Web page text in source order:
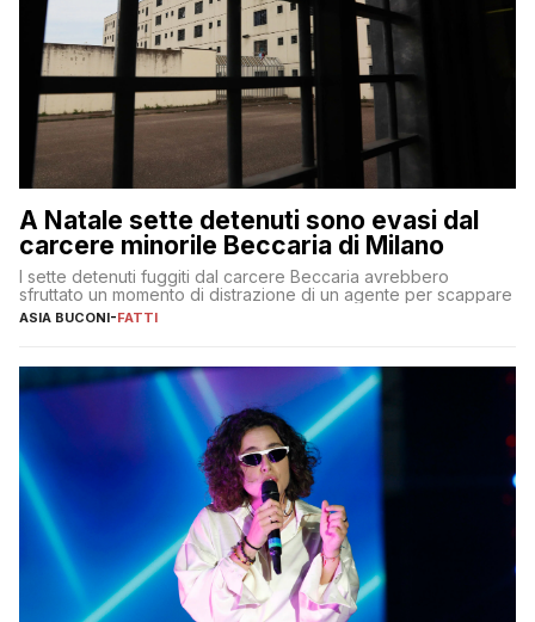
A Natale sette detenuti sono evasi dal
carcere minorile Beccaria di Milano
I sette detenuti fuggiti dal carcere Beccaria avrebbero
sfruttato un momento di distrazione di un agente per scappare
ASIA BUCONI-FATTI